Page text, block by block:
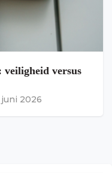
veiligheid versus
2026